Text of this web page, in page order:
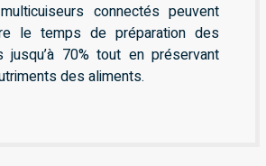
connectés peuvent
le temps de préparation des
jusqu’à 70% tout en préservant
des aliments.